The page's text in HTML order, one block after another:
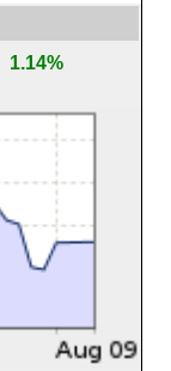
1.14%